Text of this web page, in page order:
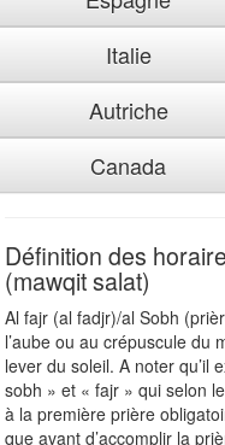
Italie
Autriche
Canada
Définition des
(mawqit salat)
Al fajr (al fadjr)/al Sobh
l’aube ou au crépuscule du
lever du soleil. A noter qu’il
sobh » et « fajr » qui selon
à la première prière
que avant d’accomplir la